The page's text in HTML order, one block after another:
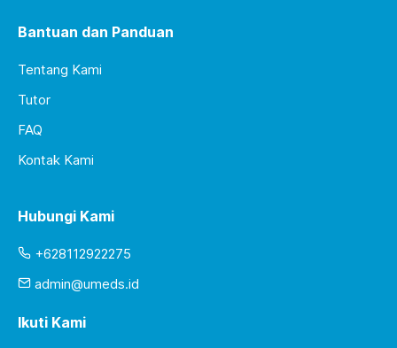
Bantuan dan Panduan
Tentang Kami
Tutor
FAQ
Kontak Kami
Hubungi Kami
+628112922275
admin@umeds.id
Ikuti Kami